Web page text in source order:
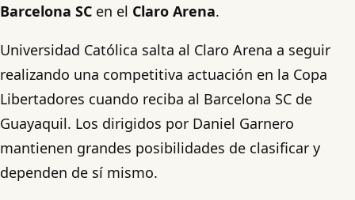
Barcelona SC en el Claro Arena.
Universidad Católica salta al Claro Arena a seguir
realizando una competitiva actuación en la Copa
Libertadores cuando reciba al Barcelona SC de
Guayaquil. Los dirigidos por Daniel Garnero
mantienen grandes posibilidades de clasificar y
dependen de sí mismo.